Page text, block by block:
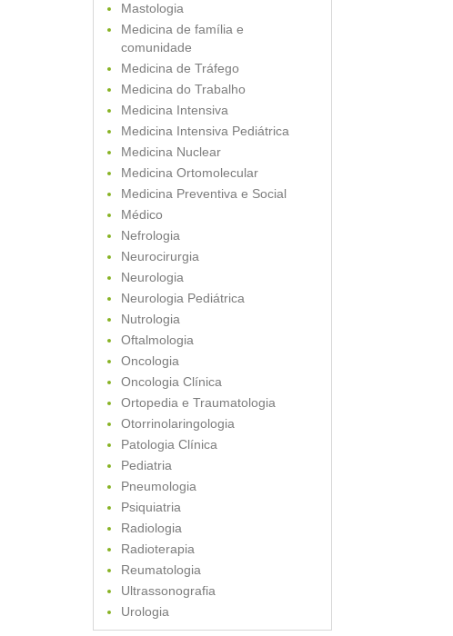
Mastologia
Medicina de família e
comunidade
Medicina de Tráfego
Medicina do Trabalho
Medicina Intensiva
Medicina Intensiva Pediátrica
Medicina Nuclear
Medicina Ortomolecular
Medicina Preventiva e Social
Médico
Nefrologia
Neurocirurgia
Neurologia
Neurologia Pediátrica
Nutrologia
Oftalmologia
Oncologia
Oncologia Clínica
Ortopedia e Traumatologia
Otorrinolaringologia
Patologia Clínica
Pediatria
Pneumologia
Psiquiatria
Radiologia
Radioterapia
Reumatologia
Ultrassonografia
Urologia